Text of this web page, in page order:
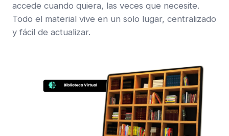
accede cuando quiera, las veces que necesite.
Todo el material vive en un solo lugar, centralizado
y fácil de actualizar.